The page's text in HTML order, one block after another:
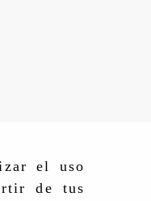
el uso
de tus